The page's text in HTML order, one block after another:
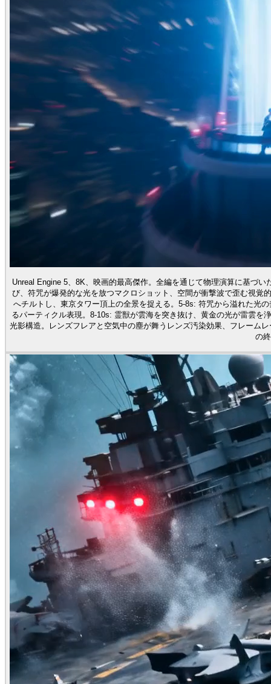
Unreal Engine 5、8K、映画的最高傑作。全編を通じて物理演算に基づ
び、符咒が爆発的な光を放つマクロショット、空間が衝撃波で歪む視
へチルトし、東京タワー頂上の全景を捉える。5-8s: 符咒から溢れた光
るパーティクル表現。8-10s: 霊獣が雲海を突き抜け、黄金の光が雷雲
光影構造。レンズフレアと空気中の塵が舞うレンズ汚染効果、フレーム
の